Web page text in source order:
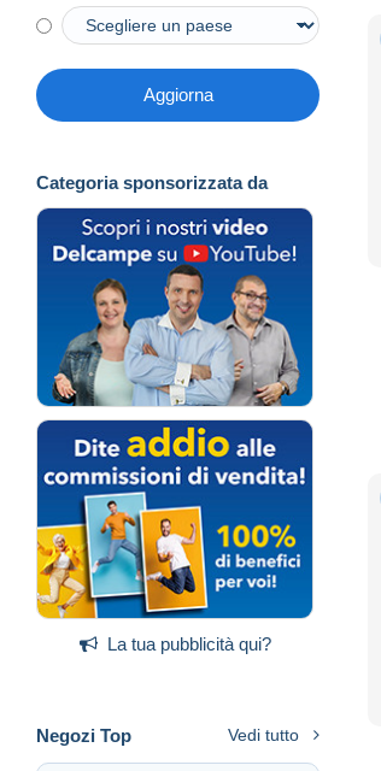
Aggiorna
Categoria sponsorizzata da
La tua pubblicità qui?
Negozi Top Vedi tutto